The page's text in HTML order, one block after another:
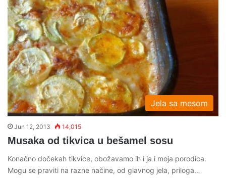
Jela sa mesom
Jun 12, 2013 14,015
Musaka od tikvica u bešamel sosu
Konačno dočekah tikvice, obožavamo ih i ja i moja porodica.
Mogu se praviti na razne načine, od glavnog jela, priloga…